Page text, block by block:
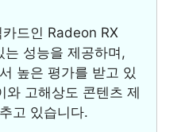
드인 Radeon RX
성능을 제공하며,
높은 평가를 받고 있
와 고해상도 콘텐츠 제
고 있습니다.